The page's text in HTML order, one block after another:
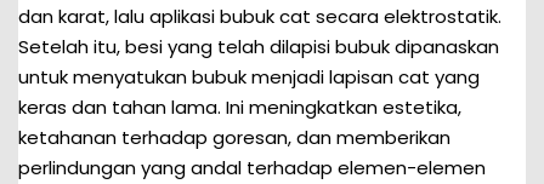
dan karat, lalu aplikasi bubuk cat secara elektrostatik.
Setelah itu, besi yang telah dilapisi bubuk dipanaskan
untuk menyatukan bubuk menjadi lapisan cat yang
keras dan tahan lama. Ini meningkatkan estetika,
ketahanan terhadap goresan, dan memberikan
perlindungan yang andal terhadap elemen-elemen